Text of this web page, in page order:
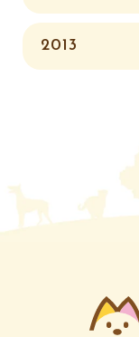
2013